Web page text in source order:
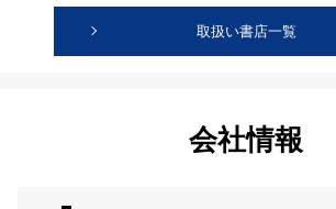
取扱い書店一覧
会社情報